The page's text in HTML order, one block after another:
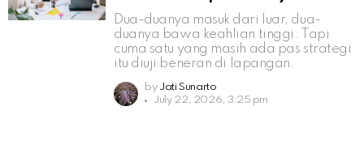
Dua-duanya masuk dari luar, dua-
duanya bawa keahlian tinggi. Tapi
cuma satu yang masih ada pas strategi
itu diuji beneran di lapangan.
by Jati Sunarto
July 22, 2026, 3:25 pm